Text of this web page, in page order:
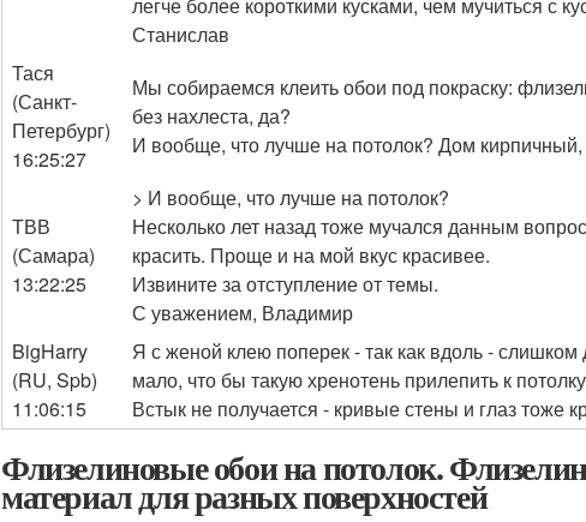
Станислав
Тася
(Санкт-
Петербург)
16:25:27
Мы собираемся клеить обои под покраску:
без нахлеста, да?
И вообще, что лучше на потолок? Дом
ТВВ
(Самара)
13:22:25
> И вообще, что лучше на потолок?
Несколько лет назад тоже мучался данным
красить. Проще и на мой вкус красивее.
Извините за отступление от темы.
С уважением, Владимир
BigHarry
(RU, Spb)
11:06:15
Я с женой клею поперек - так как вдоль -
мало, что бы такую хренотень прилепить к
Встык не получается - кривые стены и глаз тоже
Флизелиновые обои на потолок.
материал для разных поверхностей